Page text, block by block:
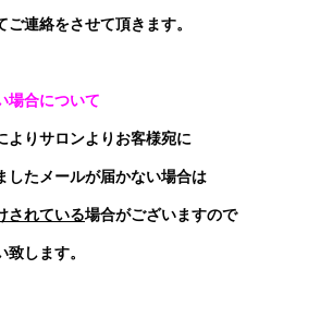
連絡をさせて頂きます。
場合について
よりサロンよりお客様宛に
したメールが届かない場合は
されている場合がございますので
します。